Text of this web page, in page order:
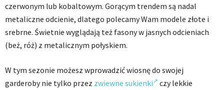
czerwonym lub kobaltowym. Gorącym trendem są nadal
metaliczne odcienie, dlatego polecamy Wam modele złote i
srebrne. Świetnie wyglądają też fasony w jasnych odcieniach
(beż, róż) z metalicznym połyskiem.
W tym sezonie możesz wprowadzić wiosnę do swojej
garderoby nie tylko przez zwiewne sukienki
czy lekkie